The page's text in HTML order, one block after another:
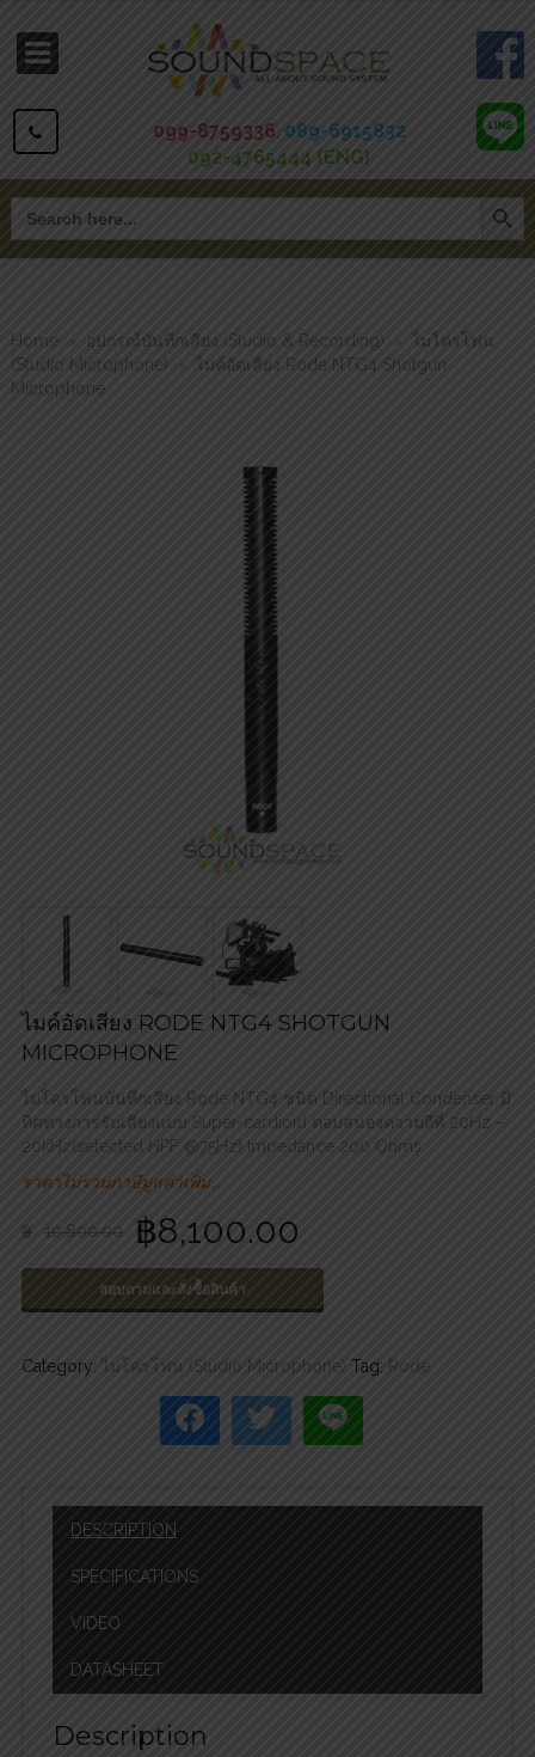
099-8759336, 089-6915832
092-4765444 (ENG)
for:
Search Button
Home > อุปกรณ์บันทึกเสียง (Studio & Recording) >
ไมโครโฟน
(Studio Microphone)
ไมค์อัดเสียง Rode NTG4 Shotgun
Microphone
ไมค์อัดเสียง RODE NTG4 SHOTGUN
MICROPHONE
ไมโครโฟนบันทึกเสียง Rode NTG4 ชนิด Directional Condenser มี
ทิศทางการรับเสียงแบบ Super-cardioid ตอบสนองความถี่ที่ 20Hz –
20kHz(selected HPF @75Hz) Impedance 200 Ohms
ราคาไม่รวมภาษีมูลค่าเพิ่ม…..
฿ 10,800.00 ฿8,100.00
สอบถามและสั่งซื้อสินค้า
Category: ไมโครโฟน (Studio Microphone) Tag: Rode
DESCRIPTION
SPECIFICATIONS
VIDEO
DATASHEET
Description